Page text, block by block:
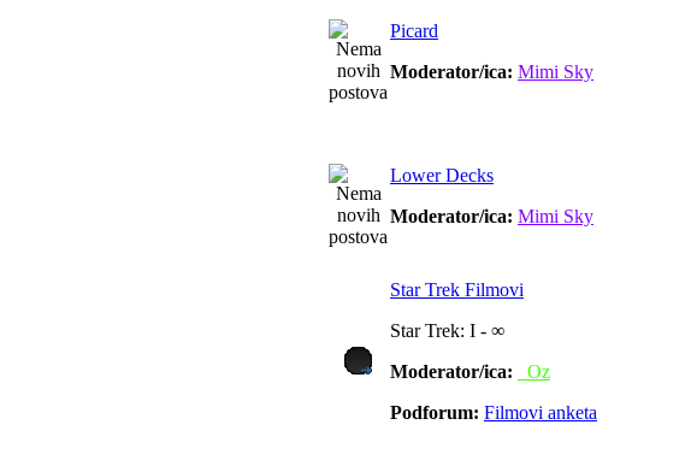
Picard
Moderator/ica: Mimi Sky
Lower Decks
Moderator/ica: Mimi Sky
Star Trek Filmovi
Star Trek: I - ∞
Moderator/ica:
_Oz
Podforum: Filmovi anketa